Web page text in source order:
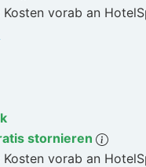
Kosten vorab an
stornieren
Kosten vorab an